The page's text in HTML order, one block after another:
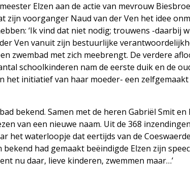
Elzen aan de actie van mevrouw
zijn voorganger Naud van der Ven het idee
‘Ik vind dat niet nodig; trouwens -daarbij
Ven vanuit zijn bestuurlijke
zwembad met zich meebrengt. De verdere
schoolkinderen nam de eerste duik en de
het initiatief van haar moeder- een zelfgemaakt
bekend. Samen met de heren Gabriël Smit en
van een nieuwe naam. Uit de 368
het waterloopje dat eertijds van de
had gemaakt beëindigde Elzen zijn
nu daar, lieve kinderen, zwemmen maar…’